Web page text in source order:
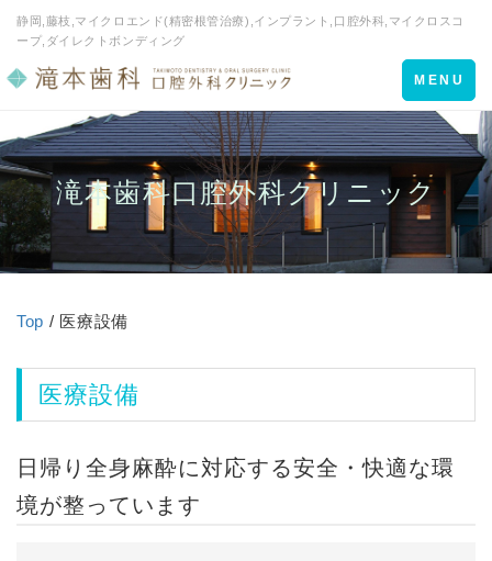
静岡,藤枝,マイクロエンド(精密根管治療),インプラント,口腔外科,マイクロスコ
ープ,ダイレクトボンディング
Toggle
navigation
MENU
滝本歯科口腔外科クリニック
Top / 医療設備
医療設備
日帰り全身麻酔に対応する安全・快適な環
境が整っています